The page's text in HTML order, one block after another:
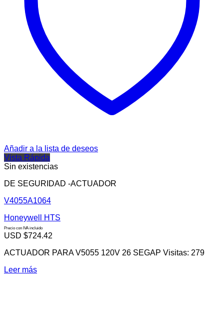
Añadir a la lista de deseos
Vista Rápida
Sin existencias
DE SEGURIDAD -ACTUADOR
V4055A1064
Honeywell HTS
Precio con IVA incluido
USD $724.42
ACTUADOR PARA V5055 120V 26 SEGAP Visitas: 279
Leer más